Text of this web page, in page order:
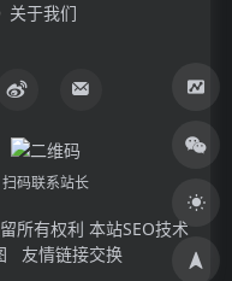
关于我们
扫码联系站长
所有权利 本站SEO技术
友情链接交换